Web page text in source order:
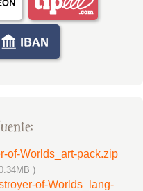
of-Worlds_art-pack.zip
)
of-Worlds_lang-